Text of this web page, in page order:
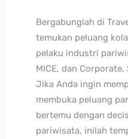
Bergabunglah di
temukan peluang
pelaku industri
MICE, dan
Jika Anda ingin
membuka peluang
bertemu dengan
pariwisata, inilah